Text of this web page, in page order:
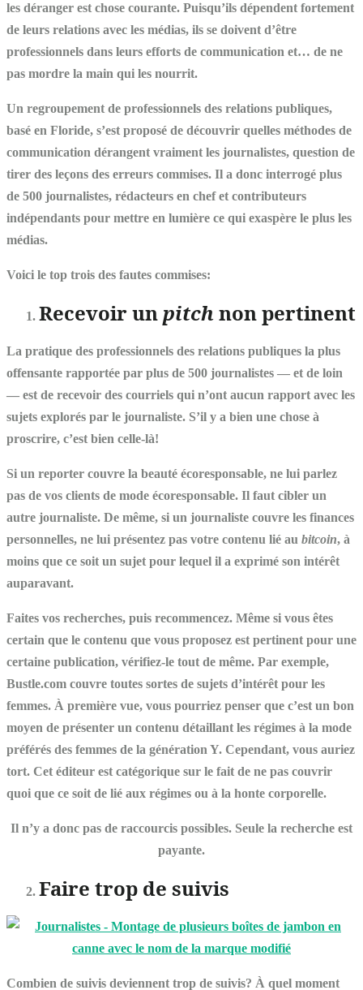
les déranger est chose courante. Puisqu’ils dépendent fortement
de leurs relations avec les médias, ils se doivent d’être
professionnels dans leurs efforts de communication et… de ne
pas mordre la main qui les nourrit.
Un regroupement de professionnels des relations publiques,
basé en Floride, s’est proposé de découvrir quelles méthodes de
communication dérangent vraiment les journalistes, question de
tirer des leçons des erreurs commises. Il a donc interrogé plus
de 500 journalistes, rédacteurs en chef et contributeurs
indépendants pour mettre en lumière ce qui exaspère le plus les
médias.
Voici le top trois des fautes commises:
Recevoir unpitchnon pertinent
La pratique des professionnels des relations publiques la plus
offensante rapportée par plus de 500 journalistes — et de loin
— est de recevoir des courriels qui n’ont aucun rapport avec les
sujets explorés par le journaliste. S’il y a bien une chose à
proscrire, c’est bien celle-là!
Si un reporter couvre la beauté écoresponsable, ne lui parlez
pas de vos clients de mode écoresponsable. Il faut cibler un
autre journaliste. De même, si un journaliste couvre les finances
personnelles, ne lui présentez pas votre contenu lié au bitcoin, à
moins que ce soit un sujet pour lequel il a exprimé son intérêt
auparavant.
Faites vos recherches, puis recommencez. Même si vous êtes
certain que le contenu que vous proposez est pertinent pour une
certaine publication, vérifiez-le tout de même. Par exemple,
Bustle.com couvre toutes sortes de sujets d’intérêt pour les
femmes. À première vue, vous pourriez penser que c’est un bon
moyen de présenter un contenu détaillant les régimes à la mode
préférés des femmes de la génération Y. Cependant, vous auriez
tort. Cet éditeur est catégorique sur le fait de ne pas couvrir
quoi que ce soit de lié aux régimes ou à la honte corporelle.
Il n’y a donc pas de raccourcis possibles. Seule la recherche est
payante.
Faire trop de suivis
Combien de suivis deviennent trop de suivis? À quel moment